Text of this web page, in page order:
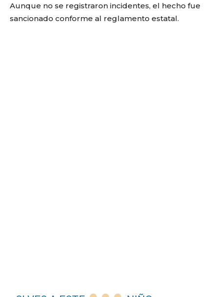
Aunque no se registraron incidentes, el hecho fue
sancionado conforme al reglamento estatal.